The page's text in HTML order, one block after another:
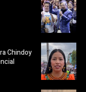
Chindoy